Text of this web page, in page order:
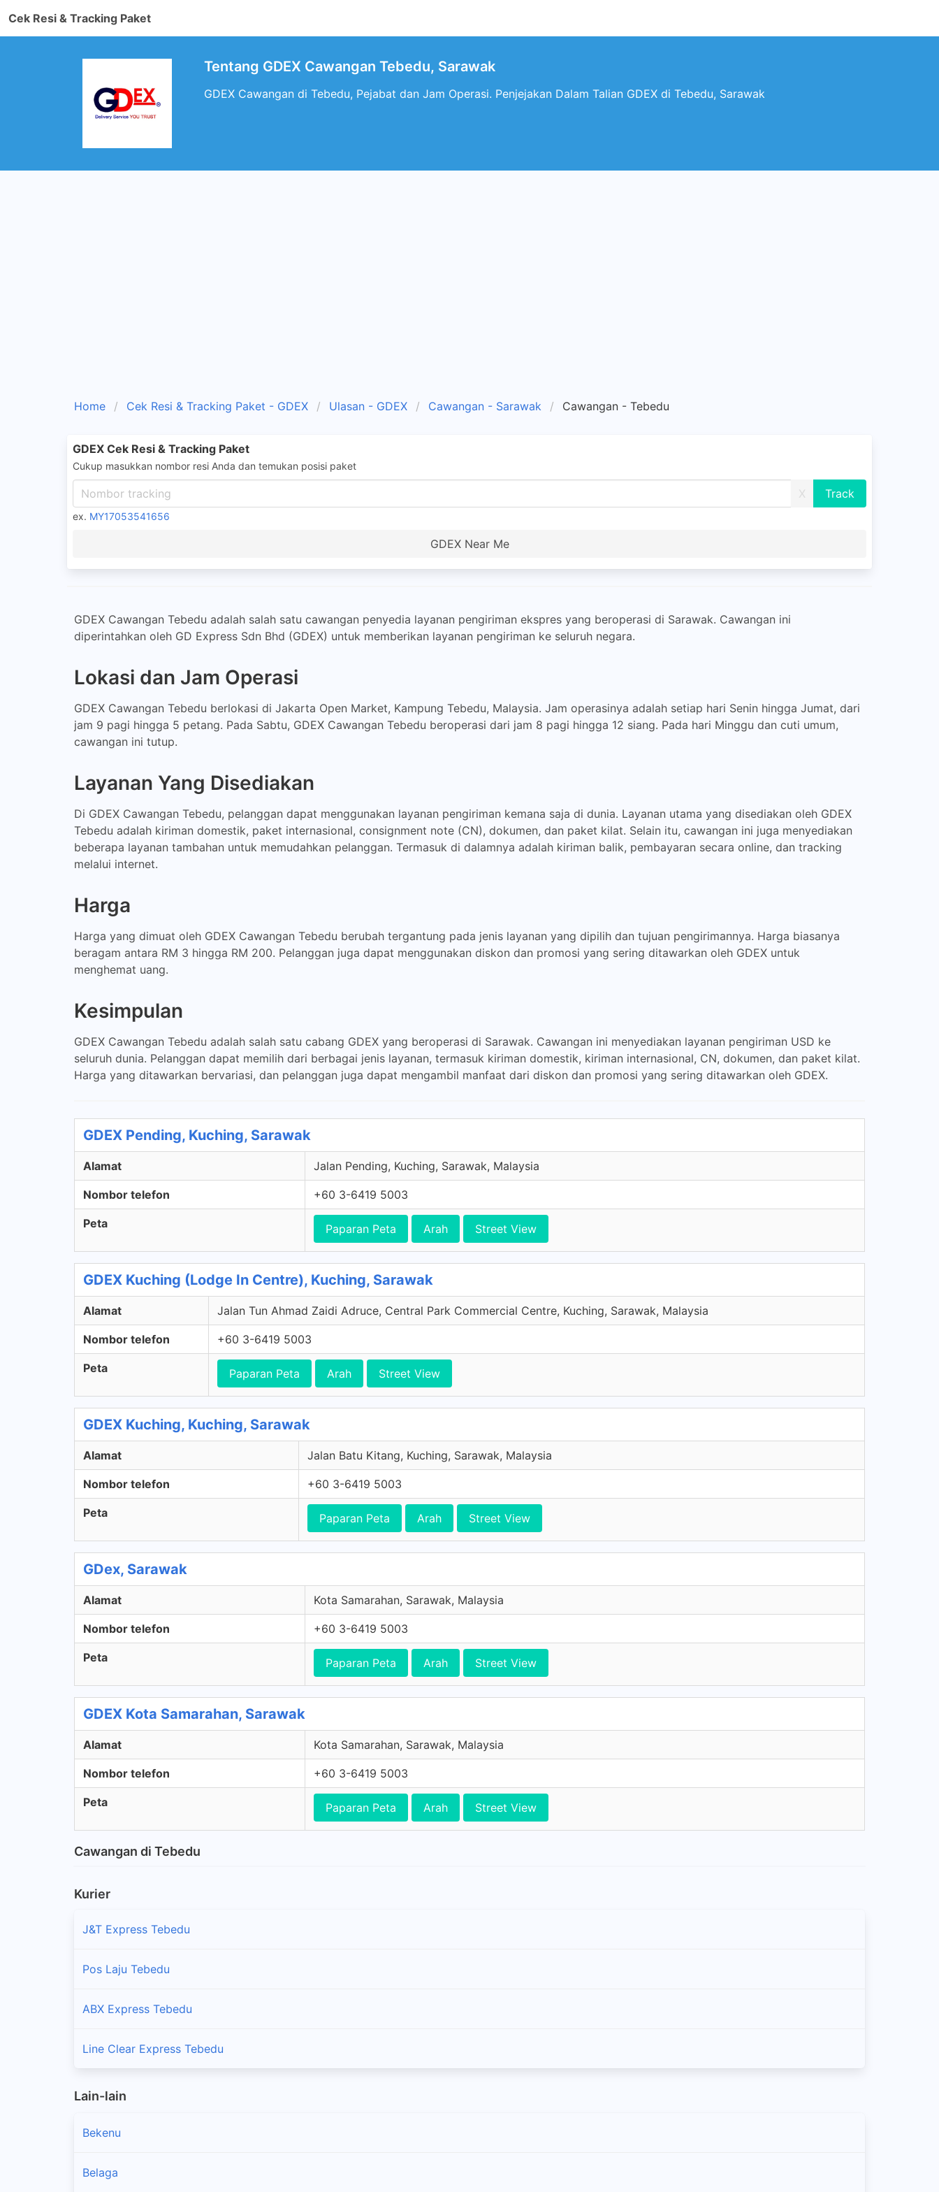
Cek Resi & Tracking Paket
Tentang GDEX Cawangan Tebedu, Sarawak
GDEX Cawangan di Tebedu, Pejabat dan Jam Operasi. Penjejakan Dalam Talian GDEX di Tebedu, Sarawak
Home Cek Resi & Tracking Paket - GDEX Ulasan - GDEX Cawangan - Sarawak Cawangan - Tebedu
GDEX Cek Resi & Tracking Paket
Cukup masukkan nombor resi Anda dan temukan posisi paket
X
ex. MY17053541656
GDEX Near Me
GDEX Cawangan Tebedu adalah salah satu cawangan penyedia layanan pengiriman ekspres yang beroperasi di Sarawak. Cawangan ini
diperintahkan oleh GD Express Sdn Bhd (GDEX) untuk memberikan layanan pengiriman ke seluruh negara.
Lokasi dan Jam Operasi
GDEX Cawangan Tebedu berlokasi di Jakarta Open Market, Kampung Tebedu, Malaysia. Jam operasinya adalah setiap hari Senin hingga Jumat, dari
jam 9 pagi hingga 5 petang. Pada Sabtu, GDEX Cawangan Tebedu beroperasi dari jam 8 pagi hingga 12 siang. Pada hari Minggu dan cuti umum,
cawangan ini tutup.
Layanan Yang Disediakan
Di GDEX Cawangan Tebedu, pelanggan dapat menggunakan layanan pengiriman kemana saja di dunia. Layanan utama yang disediakan oleh GDEX
Tebedu adalah kiriman domestik, paket internasional, consignment note (CN), dokumen, dan paket kilat. Selain itu, cawangan ini juga menyediakan
beberapa layanan tambahan untuk memudahkan pelanggan. Termasuk di dalamnya adalah kiriman balik, pembayaran secara online, dan tracking
melalui internet.
Harga
Harga yang dimuat oleh GDEX Cawangan Tebedu berubah tergantung pada jenis layanan yang dipilih dan tujuan pengirimannya. Harga biasanya
beragam antara RM 3 hingga RM 200. Pelanggan juga dapat menggunakan diskon dan promosi yang sering ditawarkan oleh GDEX untuk
menghemat uang.
Kesimpulan
GDEX Cawangan Tebedu adalah salah satu cabang GDEX yang beroperasi di Sarawak. Cawangan ini menyediakan layanan pengiriman USD ke
seluruh dunia. Pelanggan dapat memilih dari berbagai jenis layanan, termasuk kiriman domestik, kiriman internasional, CN, dokumen, dan paket kilat.
Harga yang ditawarkan bervariasi, dan pelanggan juga dapat mengambil manfaat dari diskon dan promosi yang sering ditawarkan oleh GDEX.
GDEX Pending, Kuching, Sarawak
Alamat Jalan Pending, Kuching, Sarawak, Malaysia
Nombor telefon +60 3-6419 5003
Peta Paparan Peta Arah Street View
GDEX Kuching (Lodge In Centre), Kuching, Sarawak
Alamat Jalan Tun Ahmad Zaidi Adruce, Central Park Commercial Centre, Kuching, Sarawak, Malaysia
Nombor telefon +60 3-6419 5003
Peta Paparan Peta Arah Street View
GDEX Kuching, Kuching, Sarawak
Alamat Jalan Batu Kitang, Kuching, Sarawak, Malaysia
Nombor telefon +60 3-6419 5003
Peta Paparan Peta Arah Street View
GDex, Sarawak
Alamat Kota Samarahan, Sarawak, Malaysia
Nombor telefon +60 3-6419 5003
Peta Paparan Peta Arah Street View
GDEX Kota Samarahan, Sarawak
Alamat Kota Samarahan, Sarawak, Malaysia
Nombor telefon +60 3-6419 5003
Peta Paparan Peta Arah Street View
Cawangan di Tebedu
Kurier
J&T Express Tebedu
Pos Laju Tebedu
ABX Express Tebedu
Line Clear Express Tebedu
Lain-lain
Bekenu
Belaga